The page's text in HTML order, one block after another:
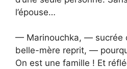
l’épouse…
— Marinouchka, — sucrée
belle-mère reprit, —
On est une famille ! Et